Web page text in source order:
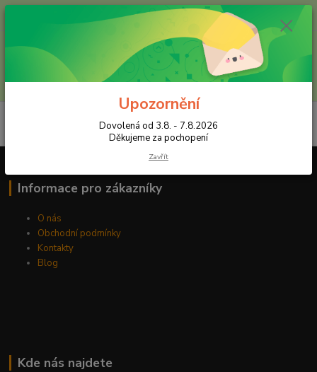
Menu
Hledat
(Po-Pá, 8:30-16 hod.)
Informace pro zákazníky
O nás
Obchodní podmínky
Kontakty
Blog
Kde nás najdete
Upozornění
Dovolená od 3.8. - 7.8.2026
Děkujeme za pochopení
Zavřít